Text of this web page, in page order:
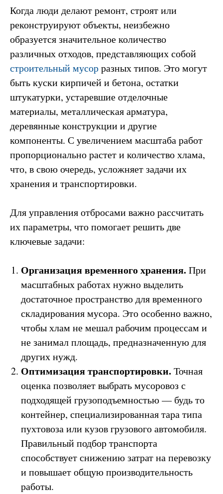
Когда люди делают ремонт, строят или
реконструируют объекты, неизбежно
образуется значительное количество
различных отходов, представляющих собой
строительный мусорразных типов. Это могут
быть куски кирпичей и бетона, остатки
штукатурки, устаревшие отделочные
материалы, металлическая арматура,
деревянные конструкции и другие
компоненты. С увеличением масштаба работ
пропорционально растет и количество хлама,
что, в свою очередь, усложняет задачи их
хранения и транспортировки.
Для управления отбросами важно рассчитать
их параметры, что помогает решить две
ключевые задачи:
Организация временного хранения. При
масштабных работах нужно выделить
достаточное пространство для временного
складирования мусора. Это особенно важно,
чтобы хлам не мешал рабочим процессам и
не занимал площадь, предназначенную для
других нужд.
Оптимизация транспортировки. Точная
оценка позволяет выбрать мусоровоз с
подходящей грузоподъемностью — будь то
контейнер, специализированная тара типа
пухтовоза или кузов грузового автомобиля.
Правильный подбор транспорта
способствует снижению затрат на перевозку
и повышает общую производительность
работы.